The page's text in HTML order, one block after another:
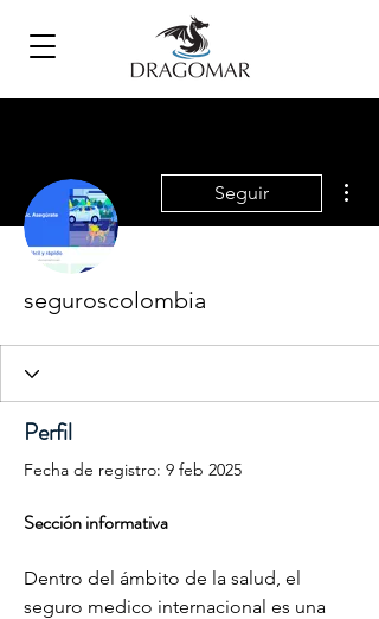
Seguir
seguroscolombia
Perfil
Fecha de registro: 9 feb 2025
Sección informativa
Dentro del ámbito de la salud, el
seguro medico internacional es una